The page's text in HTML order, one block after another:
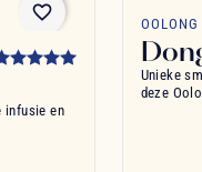
favorite_border
infusie en
OOLONG
Unieke
deze